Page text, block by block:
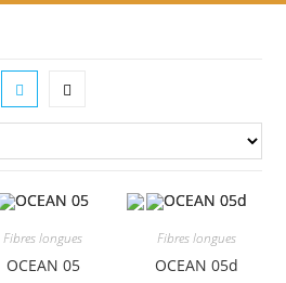
Fibres longues
OCEAN 05
Fibres longues
OCEAN 05d